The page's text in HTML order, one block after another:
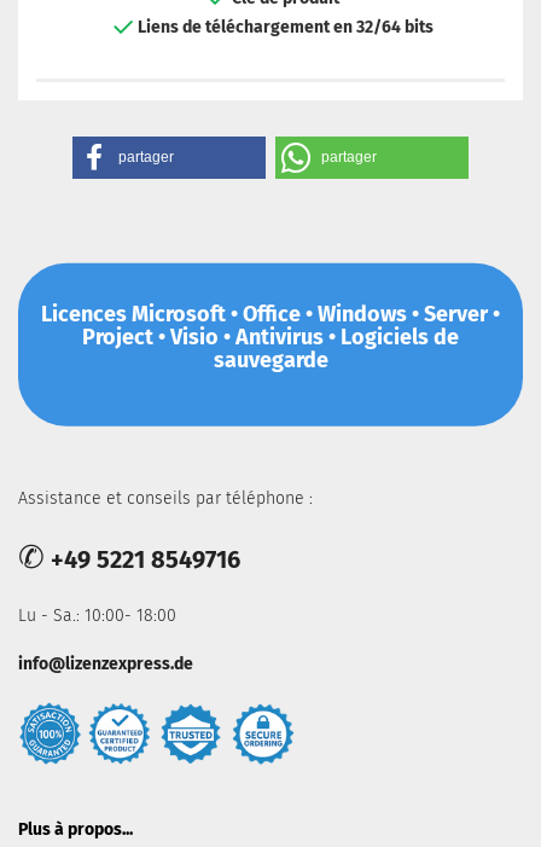
Liens de téléchargement en 32/64 bits
partager partager
Licences Microsoft • Office • Windows • Server •
Project • Visio • Antivirus • Logiciels de
sauvegarde
Assistance et conseils par téléphone :
✆ +49 5221 8549716
Lu - Sa.: 10:00- 18:00
info@lizenzexpress.de
Plus à propos...